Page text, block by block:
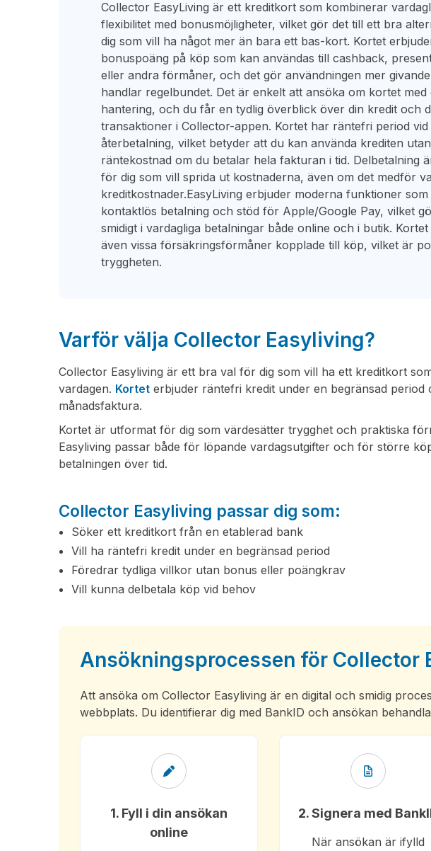
Collector EasyLiving är ett kreditkort som kombinerar
flexibilitet med bonusmöjligheter, vilket gör det till ett bra
dig som vill ha något mer än bara ett bas-kort. Kortet
bonuspoäng på köp som kan användas till cashback,
eller andra förmåner, och det gör användningen mer
handlar regelbundet. Det är enkelt att ansöka om kortet med
hantering, och du får en tydlig överblick över din kredit och
transaktioner i Collector-appen. Kortet har räntefri period
återbetalning, vilket betyder att du kan använda krediten utan
räntekostnad om du betalar hela fakturan i tid. Delbetalning
för dig som vill sprida ut kostnaderna, även om det medför
kreditkostnader.EasyLiving erbjuder moderna funktioner som
kontaktlös betalning och stöd för Apple/Google Pay, vilket
smidigt i vardagliga betalningar både online och i butik.
även vissa försäkringsförmåner kopplade till köp, vilket är
tryggheten.
Varför välja Collector Easyliving?
Collector Easyliving är ett bra val för dig som vill ha ett kreditkort
vardagen. Kortet erbjuder räntefri kredit under en begränsad period
månadsfaktura.
Kortet är utformat för dig som värdesätter trygghet och praktiska
Easyliving passar både för löpande vardagsutgifter och för större
betalningen över tid.
Collector Easyliving passar dig som:
Söker ett kreditkort från en etablerad bank
Vill ha räntefri kredit under en begränsad period
Föredrar tydliga villkor utan bonus eller poängkrav
Vill kunna delbetala köp vid behov
Ansökningsprocessen för Collector
Att ansöka om Collector Easyliving är en digital och smidig
webbplats. Du identifierar dig med BankID och ansökan
1. Fyll i din ansökan
online
2. Signera med
När ansökan är ifylld